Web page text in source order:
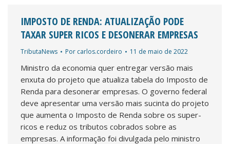
IMPOSTO DE RENDA: ATUALIZAÇÃO PODE
TAXAR SUPER RICOS E DESONERAR EMPRESAS
TributaNews Por carlos.cordeiro 11 de maio de 2022
Ministro da economia quer entregar versão mais
enxuta do projeto que atualiza tabela do Imposto de
Renda para desonerar empresas. O governo federal
deve apresentar uma versão mais sucinta do projeto
que aumenta o Imposto de Renda sobre os super-
ricos e reduz os tributos cobrados sobre as
empresas. A informação foi divulgada pelo ministro